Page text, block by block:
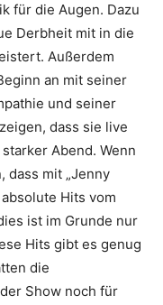
für die Augen. Dazu
Derbheit mit in die
Außerdem
an mit seiner
und seiner
dass sie live
Abend. Wenn
dass mit „Jenny
Hits vom
ist im Grunde nur
Hits gibt es genug
die
Show noch für